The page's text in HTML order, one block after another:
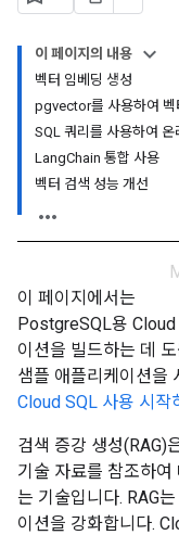
이 페이지의 내용
벡터 임베딩 생성
pgvector를 사용하여 벡
SQL 쿼리를 사용하여 온
LangChain 통합 사용
벡터 검색 성능 개선
이 페이지에서는
PostgreSQL용 Cloud
이션을 빌드하는 데
샘플 애플리케이션을
Cloud SQL 사용 시작
검색 증강 생성(RAG)
기술 자료를 참조하
는 기술입니다. RAG
이션을 강화합니다.